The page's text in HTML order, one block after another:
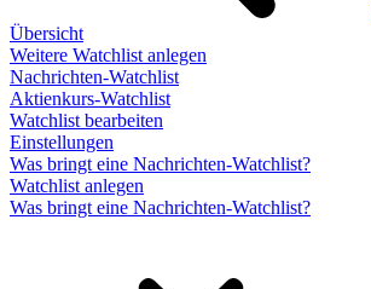
Übersicht
Weitere Watchlist anlegen
Nachrichten-Watchlist
Aktienkurs-Watchlist
Watchlist bearbeiten
Einstellungen
Was bringt eine Nachrichten-Watchlist?
Watchlist anlegen
Was bringt eine Nachrichten-Watchlist?